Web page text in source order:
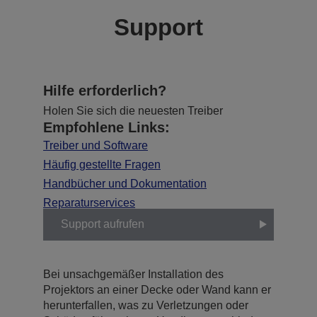
Support
Hilfe erforderlich?
Holen Sie sich die neuesten Treiber
Empfohlene Links:
Treiber und Software
Häufig gestellte Fragen
Handbücher und Dokumentation
Reparaturservices
Support aufrufen
Bei unsachgemäßer Installation des
Projektors an einer Decke oder Wand kann er
herunterfallen, was zu Verletzungen oder